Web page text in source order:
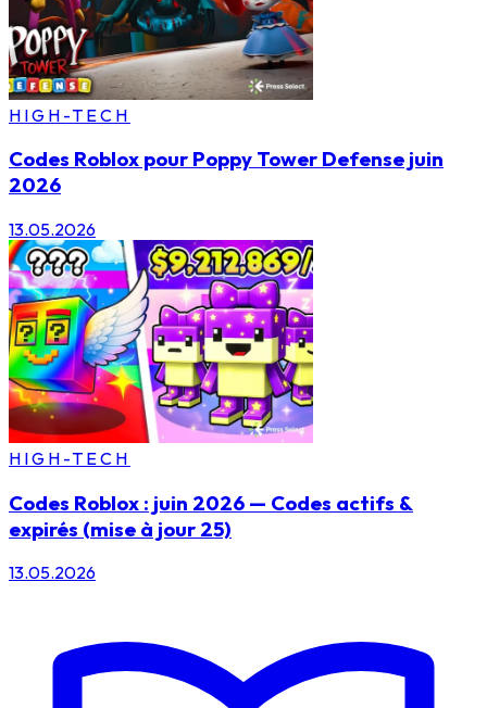
HIGH-TECH
Codes Roblox pour Poppy Tower Defense juin
2026
13.05.2026
HIGH-TECH
Codes Roblox : juin 2026 — Codes actifs &
expirés (mise à jour 25)
13.05.2026